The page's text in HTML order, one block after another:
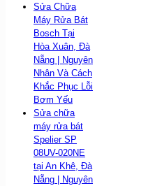
Sửa Chữa
Máy Rửa Bát
Bosch Tại
Hòa Xuân, Đà
Nẵng | Nguyên
Nhân Và Cách
Khắc Phục Lỗi
Bơm Yếu
Sửa chữa
máy rửa bát
Spelier SP
08UV-020NE
tại An Khê, Đà
Nẵng | Nguyên